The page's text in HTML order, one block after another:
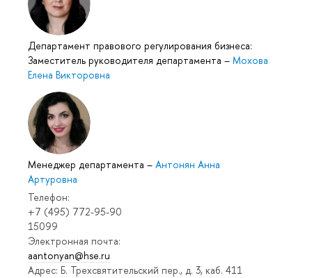
Департамент правового регулирования бизнеса:
Заместитель руководителя департамента – Мохова
Елена Викторовна
Менеджер департамента – Антонян Анна
Артуровна
Телефон:
+7 (495) 772-95-90
15099
Электронная почта:
aantonyan@hse.ru
Адрес: Б. Трехсвятительский пер., д. 3, каб. 411